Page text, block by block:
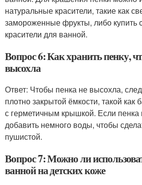
натуральные красители, такие как
замороженные фрукты, либо купить
красители для ванной.
Вопрос 6: Как хранить пенку,
высохла
Ответ: Чтобы пенка не высохла,
плотно закрытой ёмкости, такой как
с герметичным крышкой. Если
добавить немного воды, чтобы
пушистой.
Вопрос 7: Можно ли
ванной на детских коже